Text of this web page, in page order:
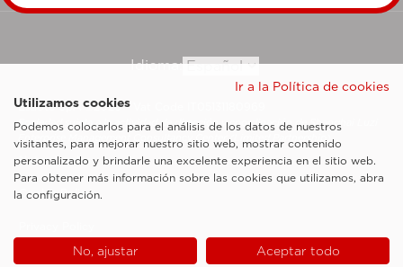
Idioma:
Esaote SpA ©2026 - Vat Code IT05131180969
Sociedad sujeta a la actividad de dirección y coordinación de Shanghai Luzi
Enterprise Management Consultancy Center (Limited Partnership)
Notas legales
Cookie Policy
Ir a la Política de cookies
Utilizamos cookies
Podemos colocarlos para el análisis de los datos de nuestros
visitantes, para mejorar nuestro sitio web, mostrar contenido
personalizado y brindarle una excelente experiencia en el sitio web.
Para obtener más información sobre las cookies que utilizamos, abra
la configuración.
No, ajustar Aceptar todo